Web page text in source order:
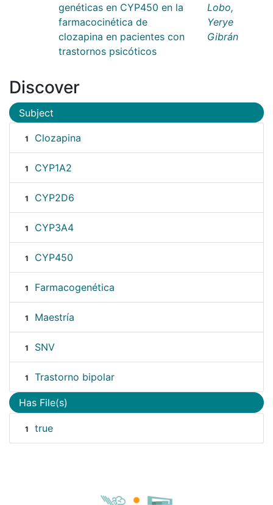
genéticas en CYP450 en la
farmacocinética de
clozapina en pacientes con
trastornos psicóticos
Lobo,
Yerye
Gibrán
Discover
Subject
1 Clozapina
1 CYP1A2
1 CYP2D6
1 CYP3A4
1 CYP450
1 Farmacogenética
1 Maestría
1 SNV
1 Trastorno bipolar
Has File(s)
1 true